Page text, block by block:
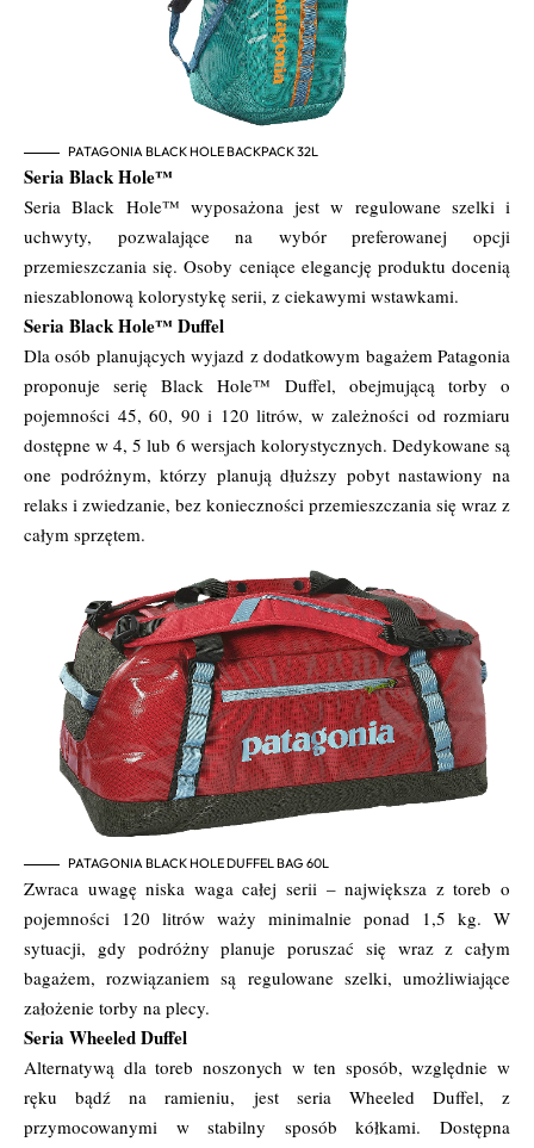
PATAGONIA BLACK HOLE BACKPACK 32L
Seria Black Hole™
Seria Black Hole™ wyposażona jest w regulowane szelki i
uchwyty, pozwalające na wybór preferowanej opcji
przemieszczania się. Osoby ceniące elegancję produktu docenią
nieszablonową kolorystykę serii, z ciekawymi wstawkami.
Seria Black Hole™ Duffel
Dla osób planujących wyjazd z dodatkowym bagażem Patagonia
proponuje serię Black Hole™ Duffel, obejmującą torby o
pojemności 45, 60, 90 i 120 litrów, w zależności od rozmiaru
dostępne w 4, 5 lub 6 wersjach kolorystycznych. Dedykowane są
one podróżnym, którzy planują dłuższy pobyt nastawiony na
relaks i zwiedzanie, bez konieczności przemieszczania się wraz z
całym sprzętem.
PATAGONIA BLACK HOLE DUFFEL BAG 60L
Zwraca uwagę niska waga całej serii – największa z toreb o
pojemności 120 litrów waży minimalnie ponad 1,5 kg. W
sytuacji, gdy podróżny planuje poruszać się wraz z całym
bagażem, rozwiązaniem są regulowane szelki, umożliwiające
założenie torby na plecy.
Seria Wheeled Duffel
Alternatywą dla toreb noszonych w ten sposób, względnie w
ręku bądź na ramieniu, jest seria Wheeled Duffel, z
przymocowanymi w stabilny sposób kółkami. Dostępna